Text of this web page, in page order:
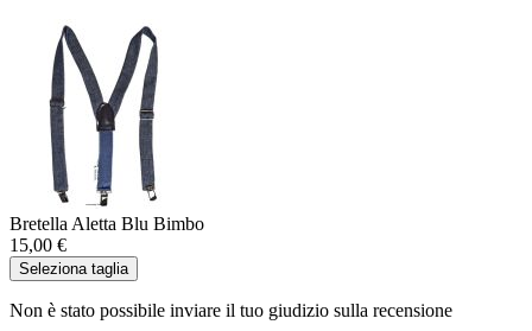
Bretella Aletta Blu Bimbo
15,00 €
Seleziona taglia
Non è stato possibile inviare il tuo giudizio sulla recensione